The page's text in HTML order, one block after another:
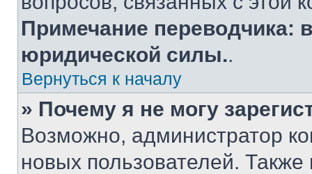
Примечание переводчика:
юридической силы..
Вернуться к началу
» Почему я не могу
Возможно, администратор
новых пользователей.